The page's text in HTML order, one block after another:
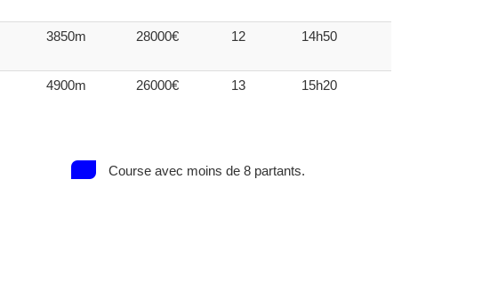
3850m 28000€ 12 14h50
4900m 26000€ 13 15h20
Course avec moins de 8 partants.